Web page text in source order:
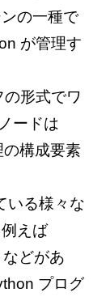
の一種で
が管理す
形式でワ
ードは
構成要素
いる様々な
えば
どがあ
プログ